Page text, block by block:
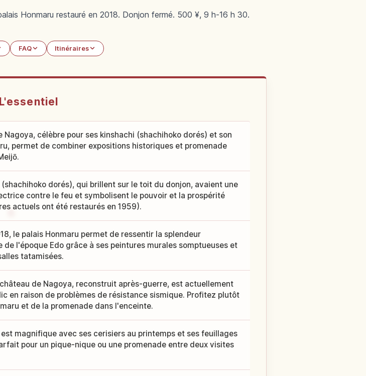
Honmaru restauré en 2018. Donjon fermé. 500 ¥, 9 h-16 h 30.
FAQ Itinéraires
L'essentiel
Nagoya, célèbre pour ses kinshachi (shachihoko dorés) et son
permet de combiner expositions historiques et promenade
(shachihoko dorés), qui brillent sur le toit du donjon, avaient une
contre le feu et symbolisent le pouvoir et la prospérité
actuels ont été restaurés en 1959).
le palais Honmaru permet de ressentir la splendeur
de l'époque Edo grâce à ses peintures murales somptueuses et
tatamisées.
de Nagoya, reconstruit après-guerre, est actuellement
en raison de problèmes de résistance sismique. Profitez plutôt
et de la promenade dans l'enceinte.
est magnifique avec ses cerisiers au printemps et ses feuillages
pour un pique-nique ou une promenade entre deux visites